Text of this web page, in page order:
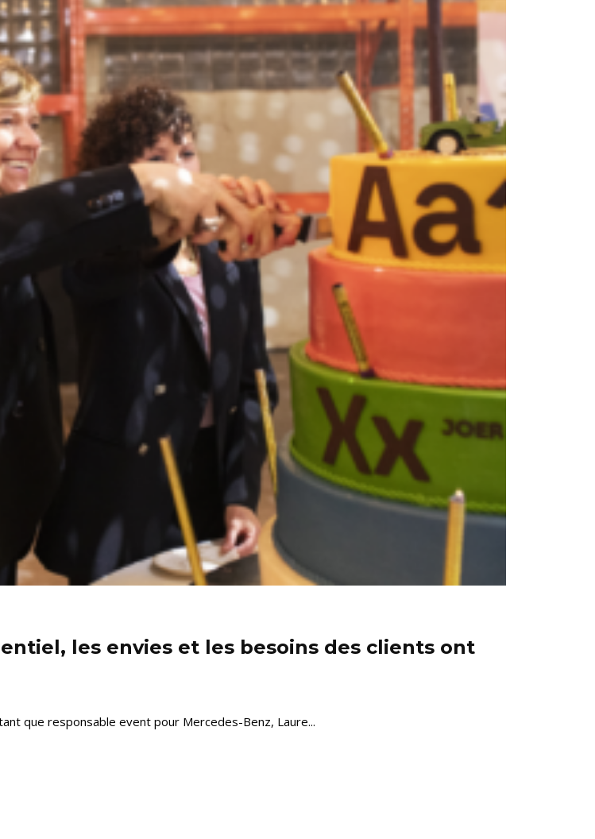
les envies et les besoins des clients ont
que responsable event pour Mercedes-Benz, Laure...